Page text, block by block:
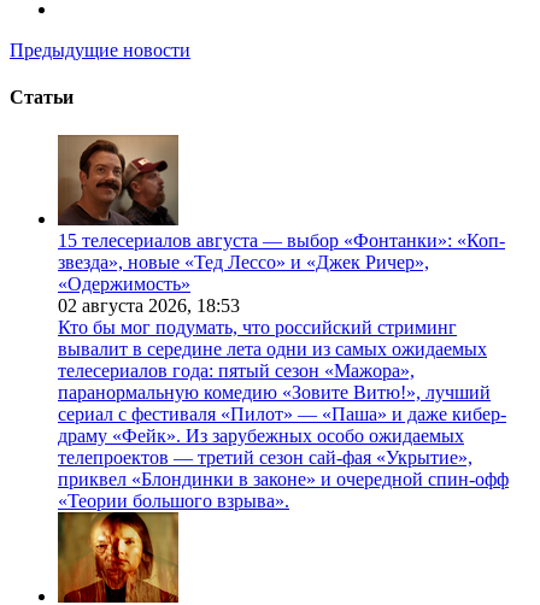
Предыдущие новости
Статьи
15 телесериалов августа — выбор «Фонтанки»: «Коп-
звезда», новые «Тед Лессо» и «Джек Ричер»,
«Одержимость»
02 августа 2026, 18:53
Кто бы мог подумать, что российский стриминг
вывалит в середине лета одни из самых ожидаемых
телесериалов года: пятый сезон «Мажора»,
паранормальную комедию «Зовите Витю!», лучший
сериал с фестиваля «Пилот» — «Паша» и даже кибер-
драму «Фейк». Из зарубежных особо ожидаемых
телепроектов — третий сезон сай-фая «Укрытие»,
приквел «Блондинки в законе» и очередной спин-офф
«Теории большого взрыва».